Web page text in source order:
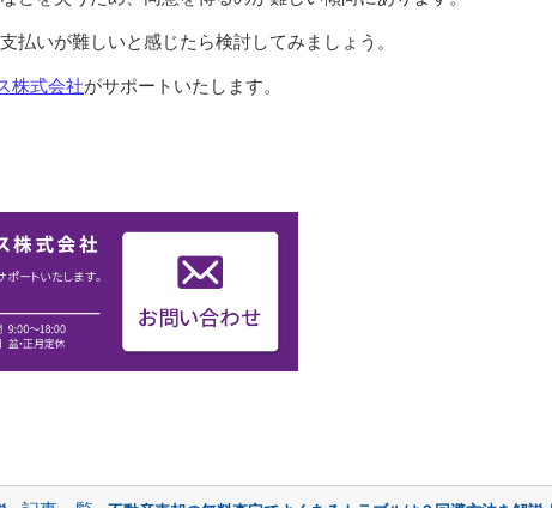
いが難しいと感じたら検討してみましょう。
株式会社がサポートいたします。